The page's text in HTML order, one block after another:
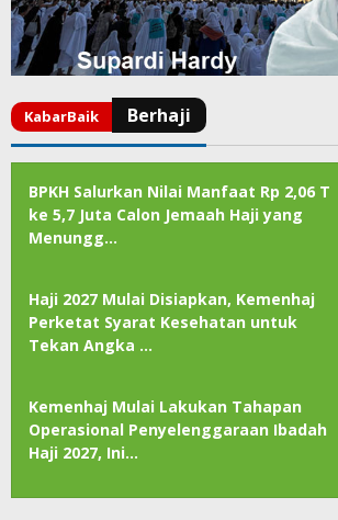
BPKH Salurkan Nilai Manfaat Rp 2,06 T
ke 5,7 Juta Calon Jemaah Haji yang
Menungg…
Haji 2027 Mulai Disiapkan, Kemenhaj
Perketat Syarat Kesehatan untuk
Tekan Angka …
Kemenhaj Mulai Lakukan Tahapan
Operasional Penyelenggaraan Ibadah
Haji 2027, Ini…